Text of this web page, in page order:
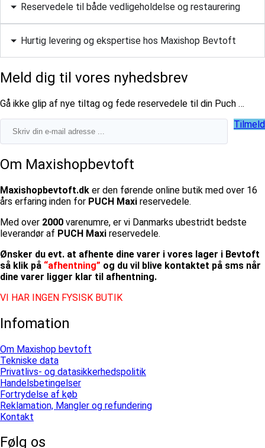
Reservedele til både vedligeholdelse og restaurering
Hurtig levering og ekspertise hos Maxishop Bevtoft
Meld dig til vores nyhedsbrev
​Gå ikke glip af nye tiltag og fede reservedele til din Puch …
Tilmeld
Om Maxishopbevtoft
Maxishopbevtoft.dk er den førende online butik med over 16
års erfaring inden for PUCH Maxi reservedele.
Med over 2000 varenumre, er vi Danmarks ubestridt bedste
leverandør af PUCH Maxi reservedele.
Ønsker du evt. at afhente dine varer i vores lager i Bevtoft
så klik på “afhentning” og du vil blive kontaktet på sms når
dine varer ligger klar til afhentning.
VI HAR INGEN FYSISK BUTIK
Infomation
Om Maxishop bevtoft
Tekniske data
Privatlivs- og datasikkerhedspolitik
Handelsbetingelser
Fortrydelse af køb
Reklamation, Mangler og refundering
Kontakt
Følg os